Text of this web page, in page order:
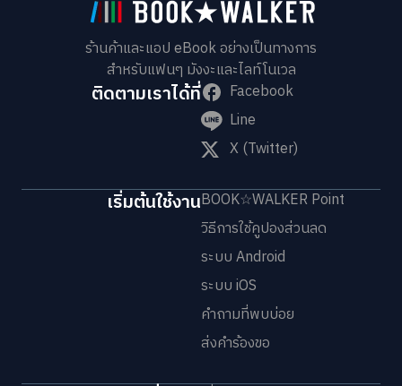
ร้านค้าและแอป eBook อย่างเป็นทางการ
สำหรับแฟนๆ มังงะและไลท์โนเวล
ติดตามเราได้ที่
Facebook
Line
X (Twitter)
เริ่มต้นใช้งานBOOK☆WALKER Point
วิธีการใช้คูปองส่วนลด
ระบบ Android
ระบบ iOS
คำถามที่พบบ่อย
ส่งคำร้องขอ